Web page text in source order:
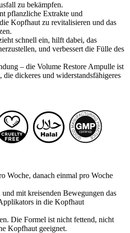
zu bekämpfen.
pflanzliche Extrakte und
Kopfhaut zu revitalisieren und das
schnell ein, hilft dabei, das
und verbessert die Fülle des
– die Volume Restore Ampulle ist
dickeres und widerstandsfähigeres
Woche, danach einmal pro Woche
mit kreisenden Bewegungen das
in die Kopfhaut
Die Formel ist nicht fettend, nicht
Kopfhaut geeignet.